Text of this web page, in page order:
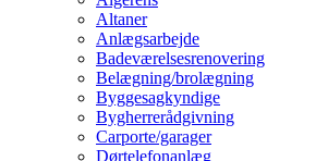
Altaner
Anlægsarbejde
Badeværelsesrenovering
Belægning/brolægning
Byggesagkyndige
Bygherrerådgivning
Carporte/garager
Dørtelefonanlæg